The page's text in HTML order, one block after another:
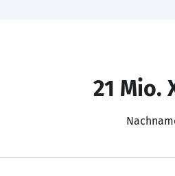
21 Mio.